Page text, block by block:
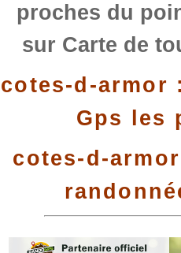
proches du
sur Carte de
cotes-d-armor
Gps les
cotes-d-